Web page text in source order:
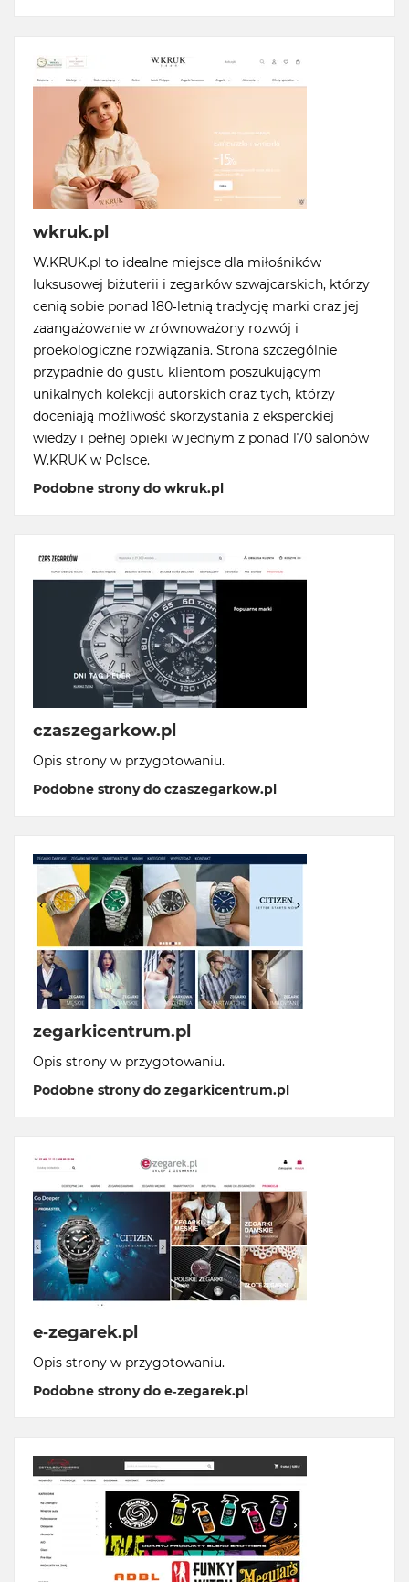
wkruk.pl
W.KRUK.pl to idealne miejsce dla miłośników
luksusowej biżuterii i zegarków szwajcarskich, którzy
cenią sobie ponad 180-letnią tradycję marki oraz jej
zaangażowanie w zrównoważony rozwój i
proekologiczne rozwiązania. Strona szczególnie
przypadnie do gustu klientom poszukującym
unikalnych kolekcji autorskich oraz tych, którzy
doceniają możliwość skorzystania z eksperckiej
wiedzy i pełnej opieki w jednym z ponad 170 salonów
W.KRUK w Polsce.
Podobne strony do wkruk.pl
czaszegarkow.pl
Opis strony w przygotowaniu.
Podobne strony do czaszegarkow.pl
zegarkicentrum.pl
Opis strony w przygotowaniu.
Podobne strony do zegarkicentrum.pl
e-zegarek.pl
Opis strony w przygotowaniu.
Podobne strony do e-zegarek.pl